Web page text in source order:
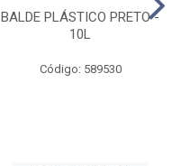
BALDE PLÁSTICO PRETO -
10L
Código: 589530